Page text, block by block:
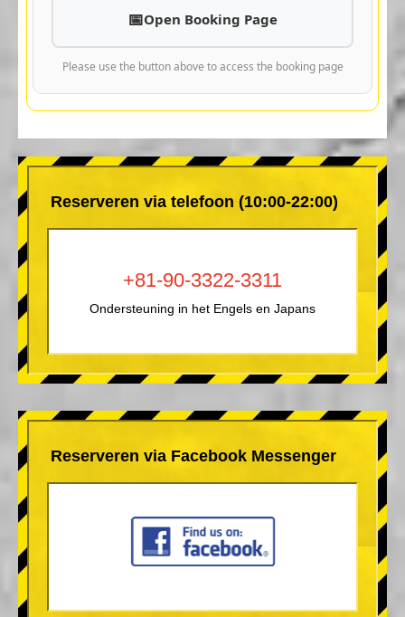
Open Booking Page
Please use the button above to access the booking page
Reserveren via telefoon (10:00-22:00)
+81-90-3322-3311
Ondersteuning in het Engels en Japans
Reserveren via Facebook Messenger